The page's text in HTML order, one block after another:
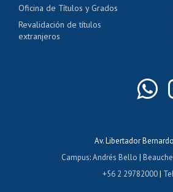
Oficina de Títulos y Grados
Revalidación de títulos
extranjeros
Av. Libertador
Campus:Andrés Bello |
+56 2 29782000|